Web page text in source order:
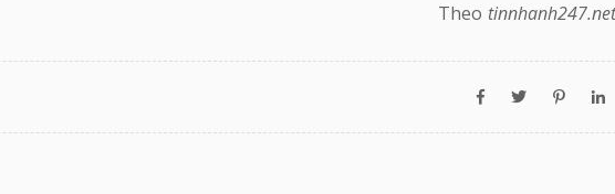
Theo tinnhanh247.net